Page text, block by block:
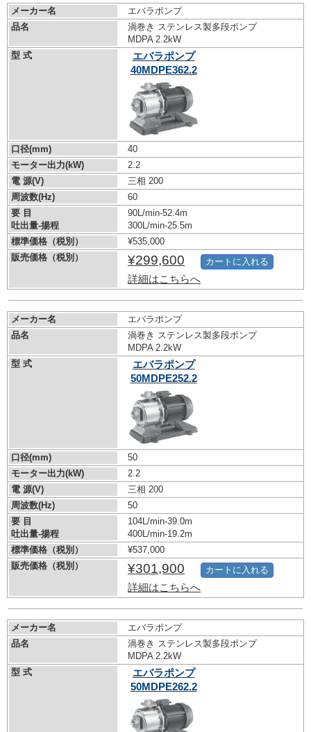
メーカー名
エバラポンプ
品名
渦巻き ステンレス製多段ポンプ
MDPA 2.2kW
型 式
エバラポンプ
40MDPE362.2
口径(mm)
40
モーター出力(kW)
2.2
電 源(V)
三相 200
周波数(Hz)
60
要 目
吐出量-揚程
90L/min-52.4m
300L/min-25.5m
標準価格（税別）
¥535,000
販売価格（税別）
¥299,600
詳細はこちらへ
カートに入れる
メーカー名
エバラポンプ
品名
渦巻き ステンレス製多段ポンプ
MDPA 2.2kW
型 式
エバラポンプ
50MDPE252.2
口径(mm)
50
モーター出力(kW)
2.2
電 源(V)
三相 200
周波数(Hz)
50
要 目
吐出量-揚程
104L/min-39.0m
400L/min-19.2m
標準価格（税別）
¥537,000
販売価格（税別）
¥301,900
詳細はこちらへ
カートに入れる
メーカー名
エバラポンプ
品名
渦巻き ステンレス製多段ポンプ
MDPA 2.2kW
型 式
エバラポンプ
50MDPE262.2